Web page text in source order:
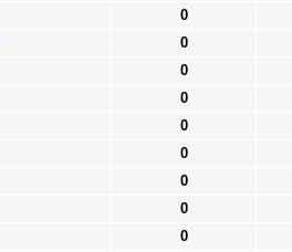
0
0
0
0
0
0
0
0
0